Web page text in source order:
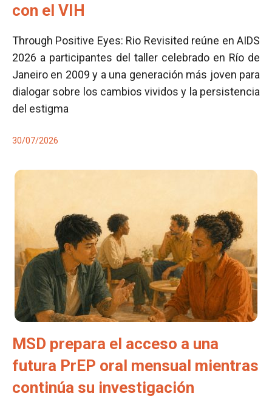
con el VIH
Through Positive Eyes: Rio Revisited reúne en AIDS
2026 a participantes del taller celebrado en Río de
Janeiro en 2009 y a una generación más joven para
dialogar sobre los cambios vividos y la persistencia
del estigma
30/07/2026
MSD prepara el acceso a una
futura PrEP oral mensual mientras
continúa su investigación